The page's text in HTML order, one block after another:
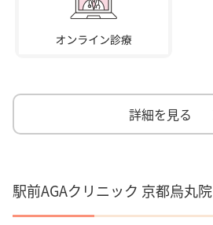
詳細を見る
駅前AGAクリニック 京都烏丸院